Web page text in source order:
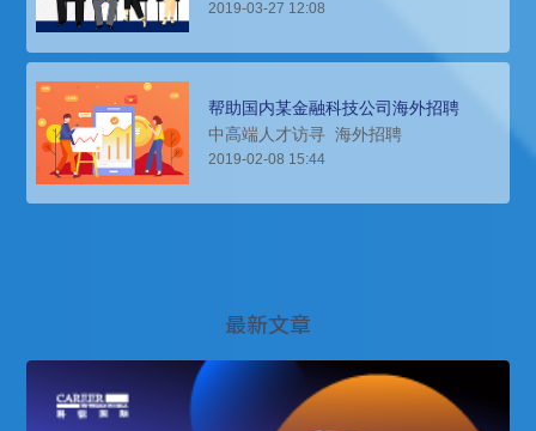
2019-03-27 12:08
帮助国内某金融科技公司海外招聘
中高端人才访寻 海外招聘
2019-02-08 15:44
最新文章